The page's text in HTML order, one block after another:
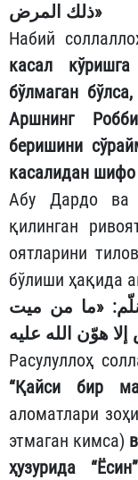
ذلك المرض»
Набий
касал
бўлмаган
Аршнинг
беришини
касалидан шифо
Абу Дардо ва
қилинган
оятларини
бўлиши ҳақида
«ما من ميت
Расулуллоҳ
“Қайси бир
аломатлари
этмаган кимса)
ҳузурида